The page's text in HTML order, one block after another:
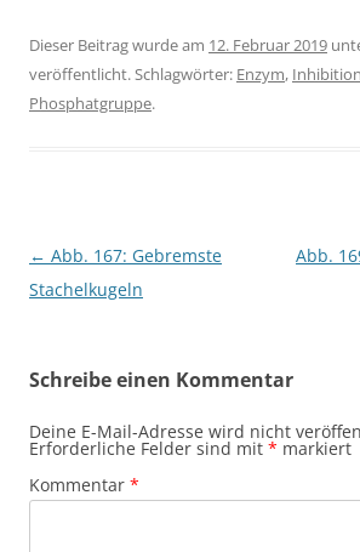
Dieser Beitrag wurde am 12. Februar 2019
veröffentlicht. Schlagwörter: Enzym, Inhibition
Phosphatgruppe.
Beitragsnavigation
← Abb. 167: Gebremste
Stachelkugeln
Abb.
Schreibe einen Kommentar
Deine E-Mail-Adresse wird nicht
Erforderliche Felder sind mit * markiert
Kommentar *